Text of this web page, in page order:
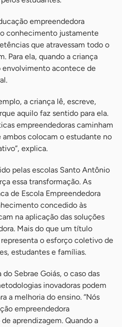
empreendedora
conhecimento justamente
que atravessam todo o
Para ela, quando a criança
envolvimento acontece de
a criança lê, escreve,
aquilo faz sentido para ela.
empreendedoras caminham
colocam o estudante no
explica.
pelas escolas Santo Antônio
essa transformação. As
de Escola Empreendedora
concedido às
na aplicação das soluções
Mais do que um título
o esforço coletivo de
estudantes e famílias.
Sebrae Goiás, o caso das
inovadoras podem
a melhoria do ensino. “Nós
empreendedora
aprendizagem. Quando a